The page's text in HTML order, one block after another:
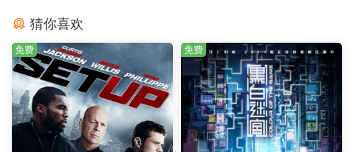
猜你喜欢
免费 免费